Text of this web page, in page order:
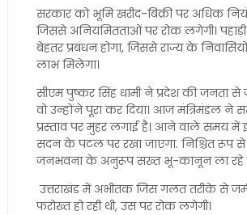
सरकार को भूमि खरीद-बिक्री पर अधिक
जिससे अनियमितताओं पर रोक लगेगी। पहाड़ी
बेहतर प्रबंधन होगा, जिससे राज्य के
लाभ मिलेगा।
सीएम पुष्कर सिंह धामी ने प्रदेश की जनता से
वो उन्होंने पूरा कर दिया। आज मंत्रिमंडल
प्रस्ताव पर मुहर लगाई है। आने वाले समय
सदन के पटल पर रखा जाएगा. निश्चित रूप
जनभवना के अनुरूप सख्त भू-कानून ला रहे
उत्तराखंड में अभीतक जिस गलत तरीके से
फरोख्त हो रही थी, उस पर रोक लगेगी।